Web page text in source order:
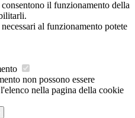
il funzionamento della
al funzionamento potete
non possono essere
nella pagina della cookie